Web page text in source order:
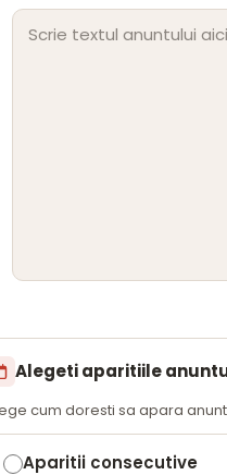
Alegeti aparitiile
cum doresti sa apara
Aparitii consecutive